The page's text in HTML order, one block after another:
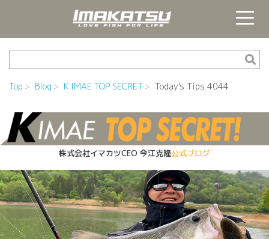
Top Blog K.IMAE TOP SECRET Today's Tips 4044
株式会社イマカツCEO 今江克隆公式ブログ